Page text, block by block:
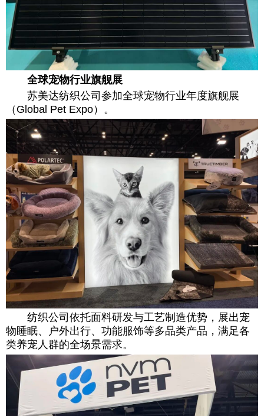
全球宠物行业旗舰展
苏美达纺织公司参加全球宠物行业年度旗舰展
（Global Pet Expo）。
纺织公司依托面料研发与工艺制造优势，展出宠
物睡眠、户外出行、功能服饰等多品类产品，满足各
类养宠人群的全场景需求。